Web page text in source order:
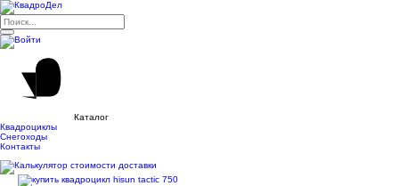
Каталог
Квадроциклы
Снегоходы
Контакты